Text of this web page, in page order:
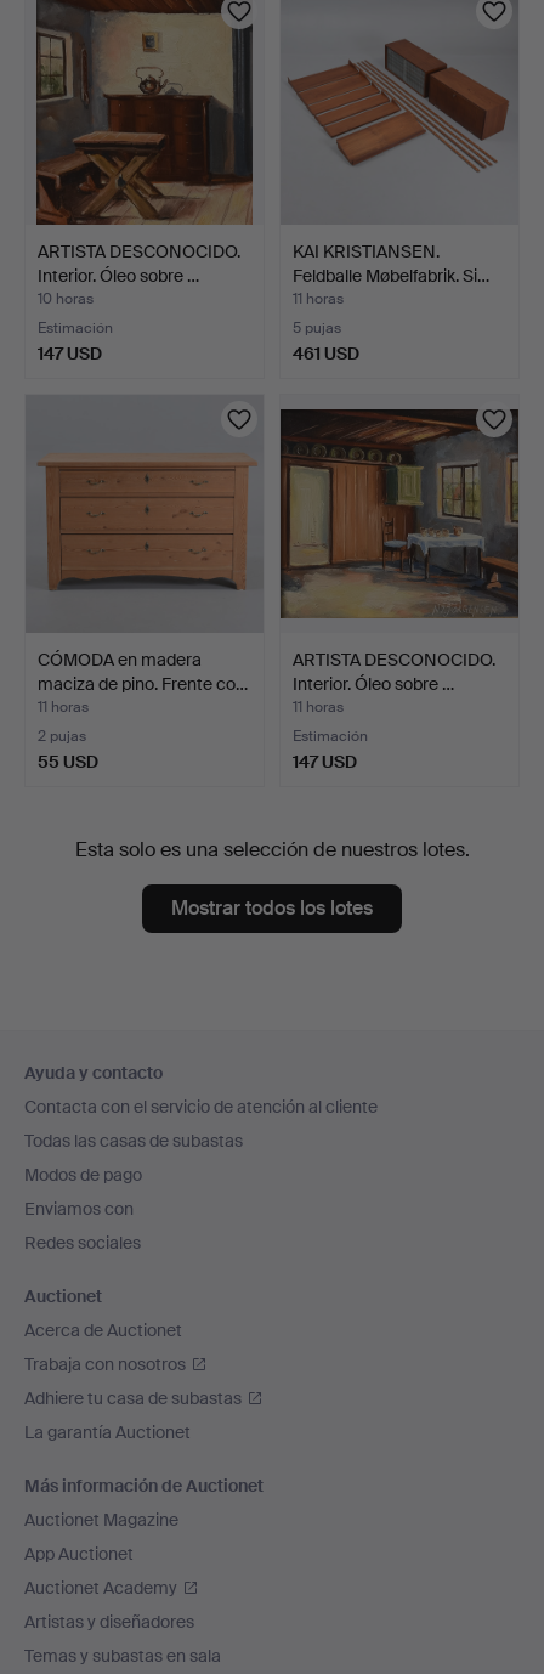
ARTISTA DESCONOCIDO.
Interior. Óleo sobre …
10 horas
Estimación
147 USD
KAI KRISTIANSEN.
Feldballe Møbelfabrik. Si…
11 horas
5 pujas
461 USD
CÓMODA en madera
maciza de pino. Frente co…
11 horas
2 pujas
55 USD
ARTISTA DESCONOCIDO.
Interior. Óleo sobre …
11 horas
Estimación
147 USD
Esta solo es una selección de nuestros lotes.
Mostrar todos los lotes
en
el
pie
de
página
Ayuda y contacto
Contacta con el servicio de atención al cliente
Todas las casas de subastas
Modos de pago
Enviamos con
Redes sociales
Auctionet
Acerca de Auctionet
Trabaja con nosotros
Adhiere tu casa de subastas
La garantía Auctionet
Más información de Auctionet
Auctionet Magazine
App Auctionet
Auctionet Academy
Artistas y diseñadores
Temas y subastas en sala